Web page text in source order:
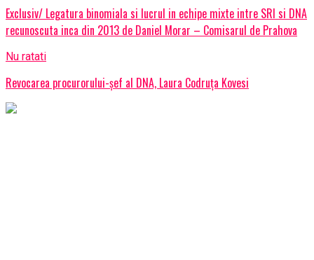
Exclusiv/ Legatura binomiala si lucrul in echipe mixte intre SRI si DNA
recunoscuta inca din 2013 de Daniel Morar – Comisarul de Prahova
Nu ratati
Revocarea procurorului-șef al DNA, Laura Codruța Kovesi